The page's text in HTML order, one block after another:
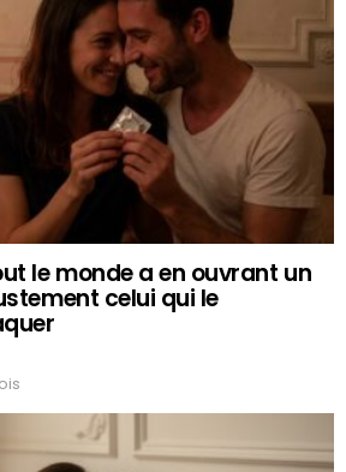
le monde a en ouvrant un
celui qui le